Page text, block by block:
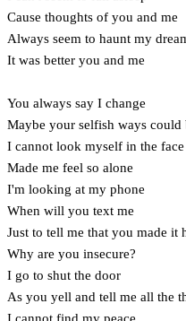
Cause thoughts of you and me
Always seem to haunt my
It was better you and me
You always say I change
Maybe your selfish ways could
I cannot look myself in the face
Made me feel so alone
I'm looking at my phone
When will you text me
Just to tell me that you made it
Why are you insecure?
I go to shut the door
As you yell and tell me all the
I cannot find my peace